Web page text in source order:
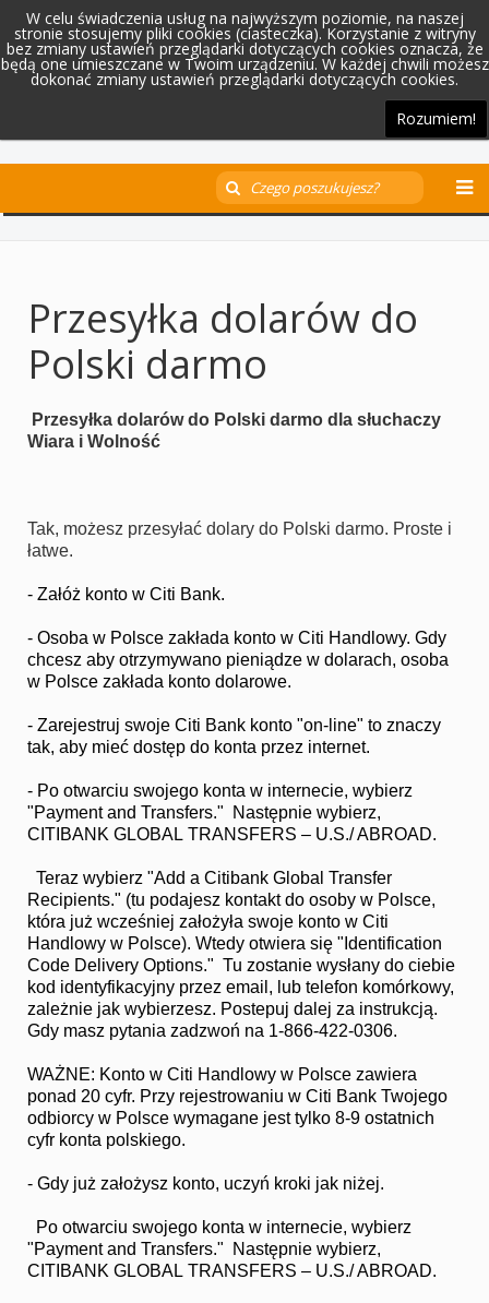
W celu świadczenia usług na najwyższym poziomie, na naszej
stronie stosujemy pliki cookies (ciasteczka). Korzystanie z witryny
bez zmiany ustawień przeglądarki dotyczących cookies oznacza, że
będą one umieszczane w Twoim urządzeniu. W każdej chwili możesz
dokonać zmiany ustawień przeglądarki dotyczących cookies.
Rozumiem!
Przesyłka dolarów do
Polski darmo
Przesyłka dolarów do Polski darmo dla słuchaczy
Wiara i Wolność
Tak, możesz przesyłać dolary do Polski darmo. Proste i
łatwe.
- Załóż konto w Citi Bank.
- Osoba w Polsce zakłada konto w Citi Handlowy. Gdy
chcesz aby otrzymywano pieniądze w dolarach, osoba
w Polsce zakłada konto dolarowe.
- Zarejestruj swoje Citi Bank konto "on-line" to znaczy
tak, aby mieć dostęp do konta przez internet.
- Po otwarciu swojego konta w internecie, wybierz
"Payment and Transfers." Następnie wybierz,
CITIBANK GLOBAL TRANSFERS – U.S./ ABROAD.
Teraz wybierz "Add a Citibank Global Transfer
Recipients." (tu podajesz kontakt do osoby w Polsce,
która już wcześniej założyła swoje konto w Citi
Handlowy w Polsce). Wtedy otwiera się "Identification
Code Delivery Options." Tu zostanie wysłany do ciebie
kod identyfikacyjny przez email, lub telefon komórkowy,
zależnie jak wybierzesz. Postepuj dalej za instrukcją.
Gdy masz pytania zadzwoń na 1-866-422-0306.
WAŻNE: Konto w Citi Handlowy w Polsce zawiera
ponad 20 cyfr. Przy rejestrowaniu w Citi Bank Twojego
odbiorcy w Polsce wymagane jest tylko 8-9 ostatnich
cyfr konta polskiego.
- Gdy już założysz konto, uczyń kroki jak niżej.
Po otwarciu swojego konta w internecie, wybierz
"Payment and Transfers." Następnie wybierz,
CITIBANK GLOBAL TRANSFERS – U.S./ ABROAD.